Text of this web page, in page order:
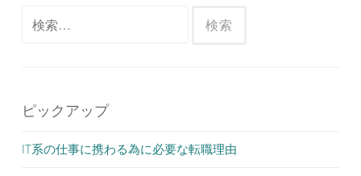
ピックアップ
IT系の仕事に携わる為に必要な転職理由